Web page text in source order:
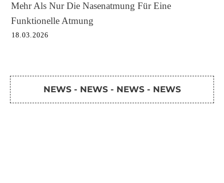
Mehr Als Nur Die Nasenatmung Für Eine
Funktionelle Atmung
18.03.2026
NEWS - NEWS - NEWS - NEWS